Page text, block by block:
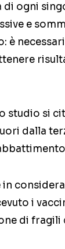
di ogni
e
è
studio si
dalla
in
i
di fragili